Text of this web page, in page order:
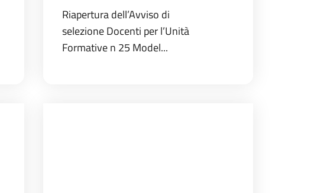
Riapertura dell’Avviso di
selezione Docenti per l’Unità
Formative n 25 Model...